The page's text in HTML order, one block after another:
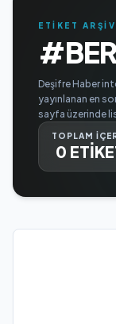
ETİKET
Deşifre Haber
yayınlanan en
sayfa üzerinde
TOPLAM
0